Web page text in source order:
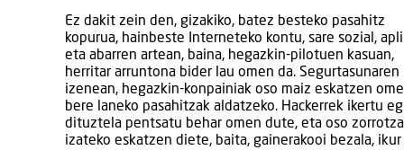
Ez dakit zein den, gizakiko, batez besteko pasahitz
kopurua, hainbeste Interneteko kontu, sare sozial,
eta abarren artean, baina, hegazkin-pilotuen kasuan,
herritar arruntona bider lau omen da. Segurtasunaren
izenean, hegazkin-konpainiak oso maiz eskatzen
bere laneko pasahitzak aldatzeko. Hackerrek ikertu
dituztela pentsatu behar omen dute, eta oso
izateko eskatzen diete, baita, gainerakooi bezala, ikur